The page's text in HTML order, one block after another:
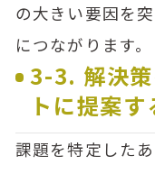
の大きい要因を
につながります。
3-3. 解決
トに提案す
課題を特定した